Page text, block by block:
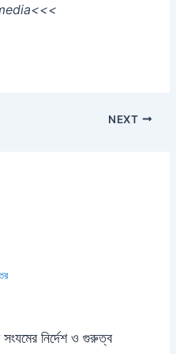
NEXT
সংযমের নির্দেশ ও গুরুত্ব